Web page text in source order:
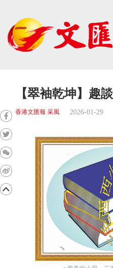
【翠袖乾坤】趣
香港文匯報 采風 2026-01-29